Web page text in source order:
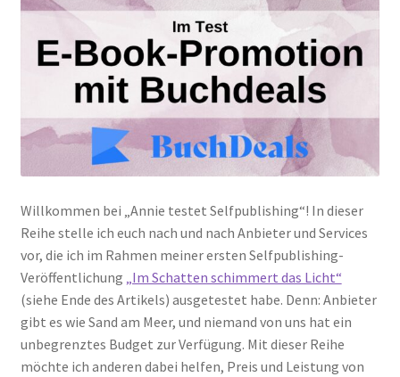
Willkommen bei „Annie testet Selfpublishing“! In dieser
Reihe stelle ich euch nach und nach Anbieter und Services
vor, die ich im Rahmen meiner ersten Selfpublishing-
Veröffentlichung „Im Schatten schimmert das Licht“
(siehe Ende des Artikels) ausgetestet habe. Denn: Anbieter
gibt es wie Sand am Meer, und niemand von uns hat ein
unbegrenztes Budget zur Verfügung. Mit dieser Reihe
möchte ich anderen dabei helfen, Preis und Leistung von